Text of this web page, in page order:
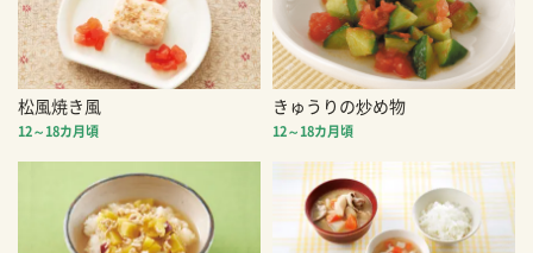
松風焼き風
12～18カ月頃
きゅうりの炒め物
12～18カ月頃